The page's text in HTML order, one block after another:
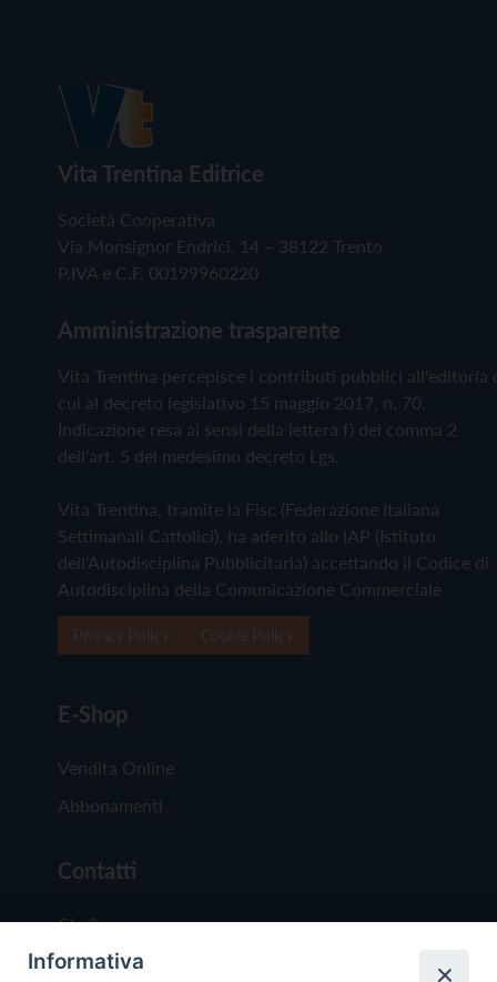
Vita Trentina Editrice
Società Cooperativa
Via Monsignor Endrici, 14 – 38122 Trento
P.IVA e C.F. 00199960220
Amministrazione trasparente
Vita Trentina percepisce i contributi pubblici all'editoria
cui al decreto legislativo 15 maggio 2017, n. 70.
Indicazione resa ai sensi della lettera f) del comma 2
dell'art. 5 del medesimo decreto Lgs.
Vita Trentina, tramite la Fisc (Federazione Italiana
Settimanali Cattolici), ha aderito allo IAP (Istituto
dell'Autodisciplina Pubblicitaria) accettando il Codice di
Autodisciplina della Comunicazione Commerciale
E-Shop
Vendita Online
Abbonamenti
Contatti
Chi Siamo
Redazione
Informativa